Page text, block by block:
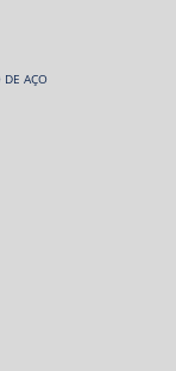
DE AÇO